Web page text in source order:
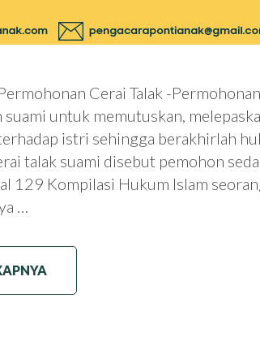
Cerai Talak -
untuk memutuskan,
istri sehingga berakhirlah
talak suami disebut pemohon
129 Kompilasi Hukum Islam
…